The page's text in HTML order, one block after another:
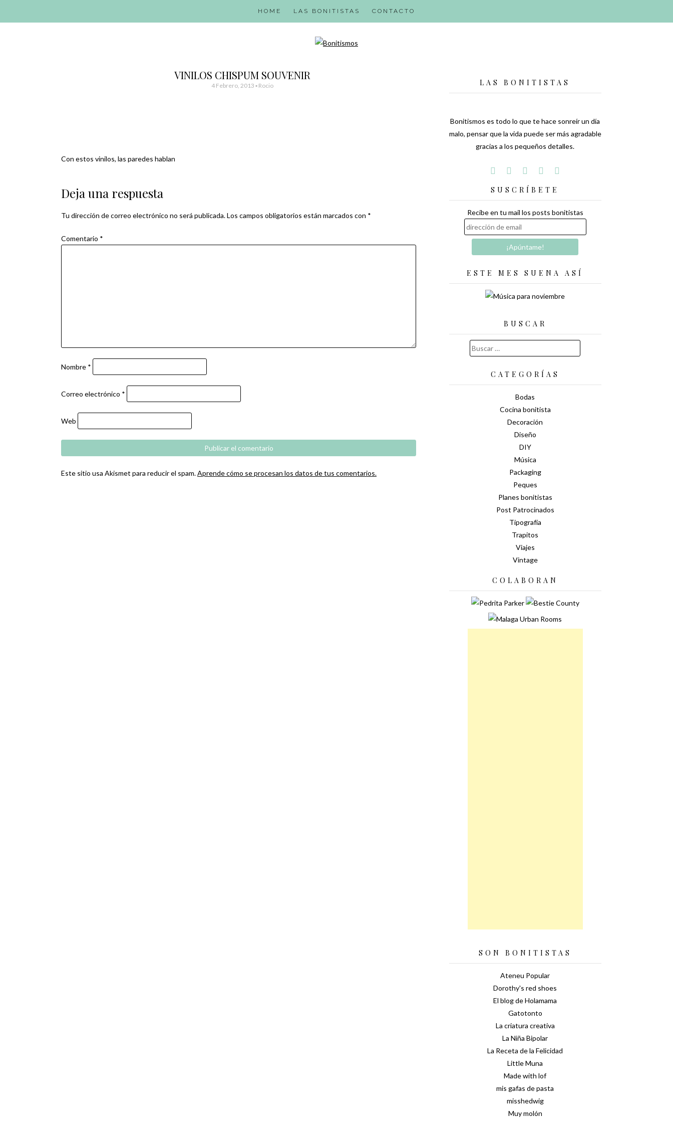
HOME LAS BONITISTAS CONTACTO
BonitismosVINILOS CHISPUM SOUVENIR
4 Febrero, 2013 - Rocio
Navegación
de
entradas
Con estos vinilos, las paredes hablan
Deja una respuesta
Tu dirección de correo electrónico no será publicada.Los campos obligatorios están marcados con *
Comentario *
Nombre *
Correo electrónico *
Web
Este sitio usa Akismet para reducir el spam.Aprende cómo se procesan los datos de tus comentarios.
LAS BONITISTAS
Bonitismos es todo lo que te hace sonreír un día
malo, pensar que la vida puede ser más agradable
gracias a los pequeños detalles.
SUSCRÍBETE
Recibe en tu mail los posts bonitistas
ESTE MES SUENA ASÍ
BUSCAR
Buscar:
CATEGORÍAS
Bodas
Cocina bonitista
Decoración
Diseño
DIY
Música
Packaging
Peques
Planes bonitistas
Post Patrocinados
Tipografía
Trapitos
Viajes
Vintage
COLABORAN
SON BONITISTAS
Ateneu Popular
Dorothy's red shoes
El blog de Holamama
Gatotonto
La criatura creativa
La Niña Bipolar
La Receta de la Felicidad
Little Muna
Made with lof
mis gafas de pasta
misshedwig
Muy molón